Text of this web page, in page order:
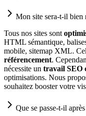
Mon site sera-t-il bien
Tous nos sites sont
HTML sémantique,
mobile, sitemap XML.
référencement.
nécessite un travail SEO
optimisations. Nous
souhaitez booster votre
Que se passe-t-il